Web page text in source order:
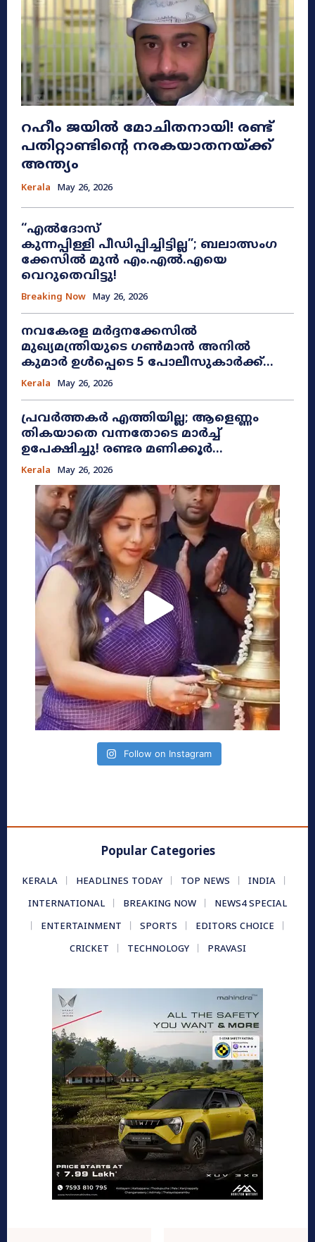
റഹീം ജയിൽ മോചിതനായി! രണ്ട്
പതിറ്റാണ്ടിന്റെ നരകയാതനയ്ക്ക്
അന്ത്യം
Kerala May 26, 2026
“എൽദോസ്
കുന്നപ്പിള്ളി പീഡിപ്പിച്ചിട്ടില്ല”; ബലാത്സംഗ
ക്കേസിൽ മുൻ എം.എൽ.എയെ
വെറുതെവിട്ടു!
Breaking Now May 26, 2026
നവകേരള മർദ്ദനക്കേസിൽ
മുഖ്യമന്ത്രിയുടെ ഗൺമാൻ അനിൽ
കുമാർ ഉൾപ്പെടെ 5 പോലീസുകാർക്ക്...
Kerala May 26, 2026
പ്രവർത്തകർ എത്തിയില്ല; ആളെണ്ണം
തികയാതെ വന്നതോടെ മാർച്ച്
ഉപേക്ഷിച്ചു! രണ്ടര മണിക്കൂർ...
Kerala May 26, 2026
Follow on Instagram
Popular Categories
KERALA HEADLINES TODAY TOP NEWS
INDIA
INTERNATIONAL
BREAKING NOW
NEWS4 SPECIAL
ENTERTAINMENT
SPORTS
EDITORS CHOICE
CRICKET
TECHNOLOGY PRAVASI